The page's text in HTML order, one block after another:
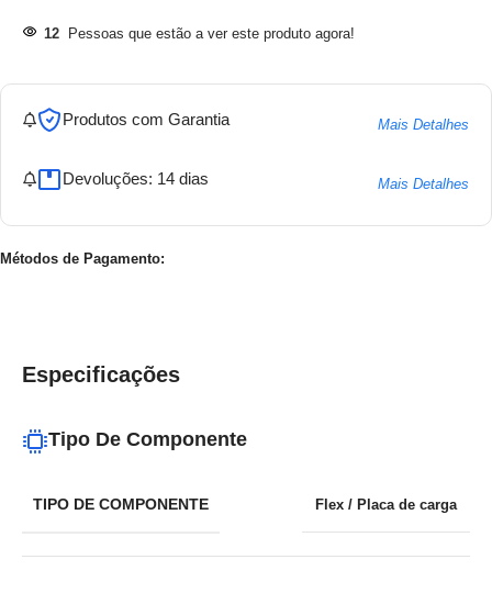
12 Pessoas que estão a ver este produto agora!
Produtos com Garantia Mais Detalhes
Devoluções: 14 dias Mais Detalhes
Métodos de Pagamento:
Especificações
Tipo De Componente
TIPO DE COMPONENTE Flex / Placa de carga